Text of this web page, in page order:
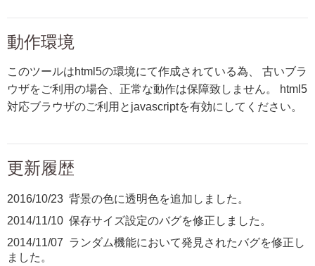
動作環境
このツールはhtml5の環境にて作成されている為、 古いブラ
ウザをご利用の場合、正常な動作は保障致しません。 html5
対応ブラウザのご利用とjavascriptを有効にしてください。
更新履歴
2016/10/23 背景の色に透明色を追加しました。
2014/11/10 保存サイズ設定のバグを修正しました。
2014/11/07 ランダム機能において発見されたバグを修正し
ました。